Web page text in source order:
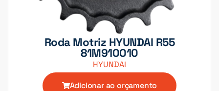
Roda Motriz HYUNDAI R55
81M910010
HYUNDAI
Adicionar ao orçamento